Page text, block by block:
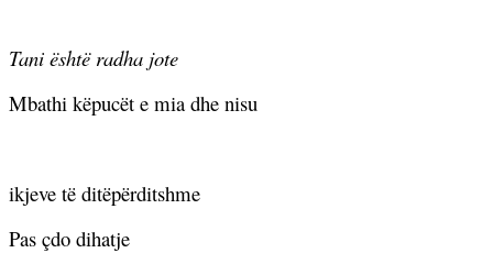
Tani është radha jote
Mbathi këpucët e mia dhe nisu
ikjeve të ditëpërditshme
Pas çdo dihatje